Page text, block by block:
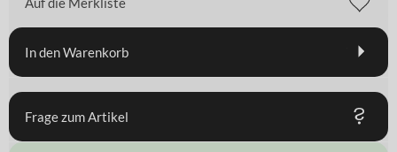
In den Warenkorb
Frage zum Artikel